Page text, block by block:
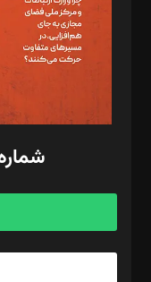
طراح یونیفرم: مجید توکلی
فیلمبرداری و عکاسی:
گرافیک و صفحه‌آرایی:
مد‌یر توسعه تجاری: کامبیز
امور مالی: شاپور رهبری،
آگهی و مشترکین: ۰۹۱۹۹۹۹۰۴۵۴
شماره ۱۴۷ - مرداد